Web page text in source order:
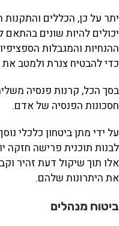
יתר על כן, הכללים
יכולים להיות שונים
ההנחיות והמגבלות
כדי להבטיח צנרת ולמטב
בסך הכל, קרנות פנסיה
חסכונות הפנסיה של אדם.
על ידי מתן ביטחון כלכלי
לבנות תוכנית פרישה חזקה
אלו תוך שיקול דעת זהיר
את היתרונות שלהם.
ביטוח מנהלים